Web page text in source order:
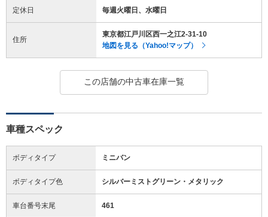
定休日 毎週火曜日、水曜日
住所
東京都江戸川区西一之江2-31-10
地図を見る（Yahoo!マップ）
この店舗の中古車在庫一覧
車種スペック
ボディタイプ ミニバン
ボディタイプ色 シルバーミストグリーン・メタリック
車台番号末尾 461